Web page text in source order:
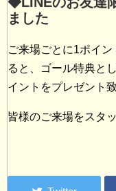
ました
ご来場ごとに1ポイ
ると、ゴール特典と
イントをプレゼント
皆様のご来場をスタ